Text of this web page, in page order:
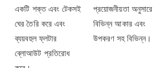
একটি শক্ত এবং টেকসই
ঘের তৈরি করে এবং
ব্যয়বহুল ফ্লটার
ব্লোআউট প্রতিরোধ
প্রয়োজনীয়তা অনুসারে
বিভিন্ন আকার এবং
উপকরণ সহ বিভিন্ন।